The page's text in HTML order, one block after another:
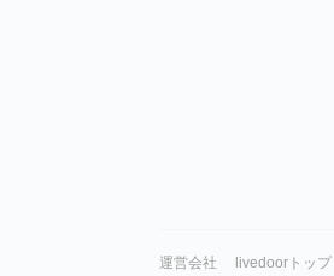
運営会社 livedoorトップ